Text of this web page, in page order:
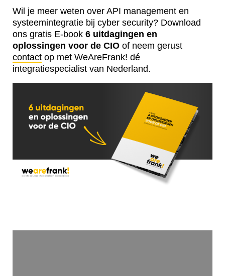
Wil je meer weten over API management en
systeemintegratie bij cyber security? Download
ons gratis E-book 6 uitdagingen en
oplossingen voor de CIO of neem gerust
contact op met WeAreFrank! dé
integratiespecialist van Nederland.